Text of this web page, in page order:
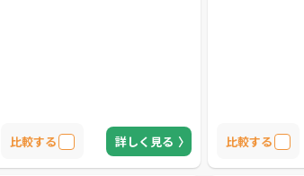
比較する 詳しく見る 比較する